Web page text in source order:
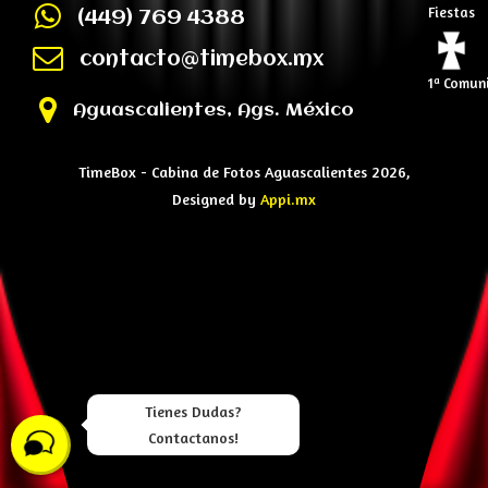
Tienes Dudas?
Contactanos!
Fiestas
1ª
(449) 769 4388
contacto@timebox.mx
Aguascalientes, Ags. México
TimeBox - Cabina de Fotos Aguascalientes 2026,
Designed by Appi.mx